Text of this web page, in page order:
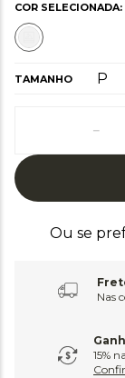
COR SELECIONADA:
TAMANHO P
－
Ou se
Nas
15%